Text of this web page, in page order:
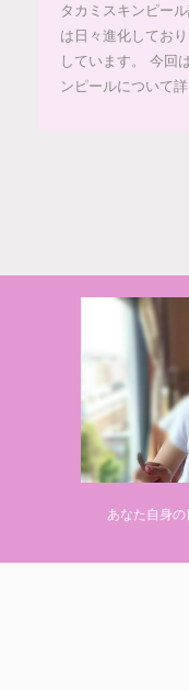
タカミスキンピー
は日々進化してお
しています。 今回
ンピールについて
あなた自身の
AFFINGER5